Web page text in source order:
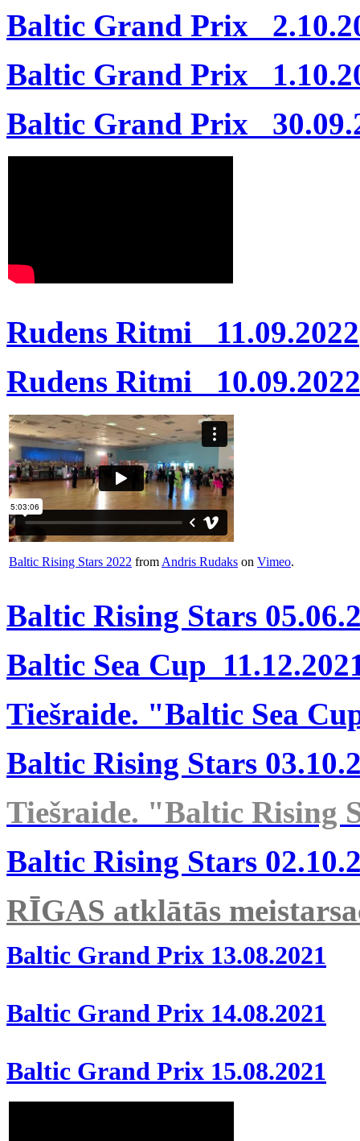
Baltic Grand Prix
Baltic Grand Prix
Baltic Grand Prix
Rudens Ritmi 11.09.2022
Rudens Ritmi 10.09.2022
Baltic Rising Stars 2022 from Andris Rudaks on Vimeo.
Baltic Rising Stars
Baltic Sea Cup
Tiešraide. "Baltic Sea
Baltic Rising Stars
Tiešraide. "Baltic Rising
Baltic Rising Stars
RĪGAS atklātās
Baltic Grand Prix 13.08.2021
Baltic Grand Prix 14.08.2021
Baltic Grand Prix 15.08.2021